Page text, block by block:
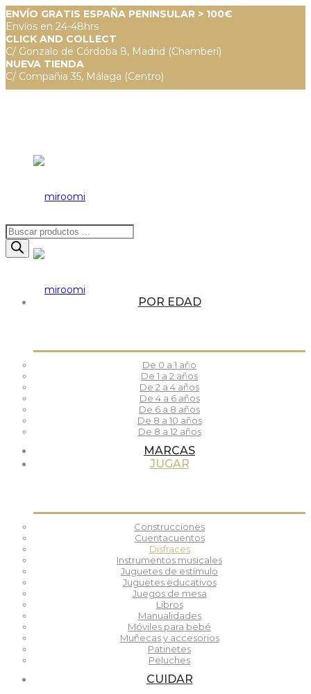
ENVÍO GRATIS ESPAÑA PENINSULAR > 100€
Envíos en 24-48hrs
CLICK AND COLLECT
C/ Gonzalo de Córdoba 8, Madrid (Chamberí)
NUEVA TIENDA
C/ Compañia 35, Málaga (Centro)
Búsqueda
de
productos
POR EDAD
De 0 a 1 año
De 1 a 2 años
De 2 a 4 años
De 4 a 6 años
De 6 a 8 años
De 8 a 10 años
De 8 a 12 años
MARCAS
JUGAR
Construcciones
Cuentacuentos
Disfraces
Instrumentos musicales
Juguetes de estímulo
Juguetes educativos
Juegos de mesa
Libros
Manualidades
Móviles para bebé
Muñecas y accesorios
Patinetes
Peluches
CUIDAR